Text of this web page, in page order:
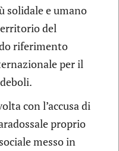
solidale e umano
del
riferimento
per il
con l’accusa di
proprio
messo in